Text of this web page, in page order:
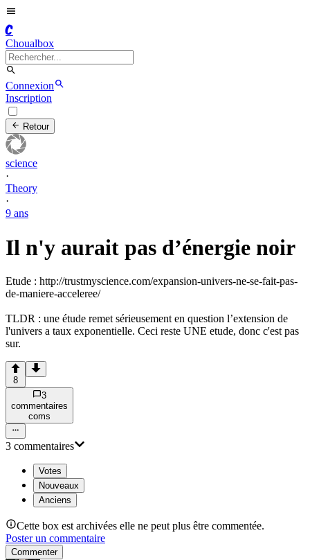
C
Choualbox
Connexion
Inscription
Retour
science
·
Theory
·
9 ans
Il n'y aurait pas d’énergie noir
Etude : http://trustmyscience.com/expansion-univers-ne-se-fait-pas-
de-maniere-acceleree/
TLDR : une étude remet sérieusement en question l’extension de
l'univers a taux exponentielle. Ceci reste UNE etude, donc c'est pas
sur.
8
3
commentaires
coms
3 commentaires
Votes
Nouveaux
Anciens
Cette box est archivées elle ne peut plus être commentée.
Poster un commentaire
Commenter